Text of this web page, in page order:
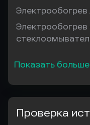
Показать больше
Проверка